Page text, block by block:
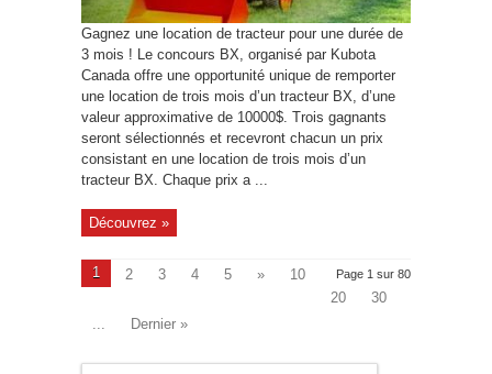
Gagnez une location de tracteur pour une durée de
3 mois ! Le concours BX, organisé par Kubota
Canada offre une opportunité unique de remporter
une location de trois mois d’un tracteur BX, d’une
valeur approximative de 10000$. Trois gagnants
seront sélectionnés et recevront chacun un prix
consistant en une location de trois mois d’un
tracteur BX. Chaque prix a ...
Découvrez »
Page 1 sur 80
1 2 3 4 5 »
10
20
30
...
Dernier »